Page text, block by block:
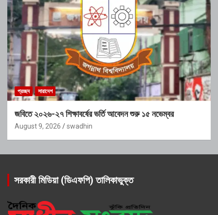
প্রচ্ছদ সারাদেশ
জবিতে ২০২৬-২৭ শিক্ষাবর্ষের ভর্তি আবেদন শুরু ১৫ নভেম্বর
August 9, 2026 swadhin
সরকারী মিডিয়া (ডিএফপি) তালিকাভুক্ত